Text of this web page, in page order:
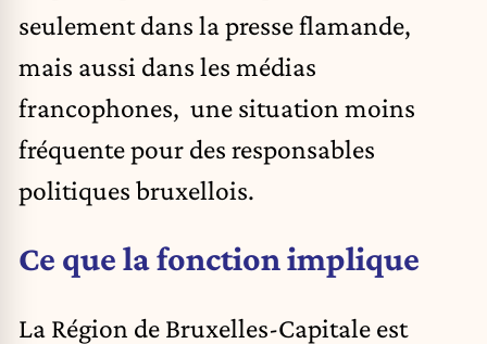
seulement dans la presse flamande,
mais aussi dans les médias
francophones, une situation moins
fréquente pour des responsables
politiques bruxellois.
Ce que la fonction implique
La Région de Bruxelles-Capitale est